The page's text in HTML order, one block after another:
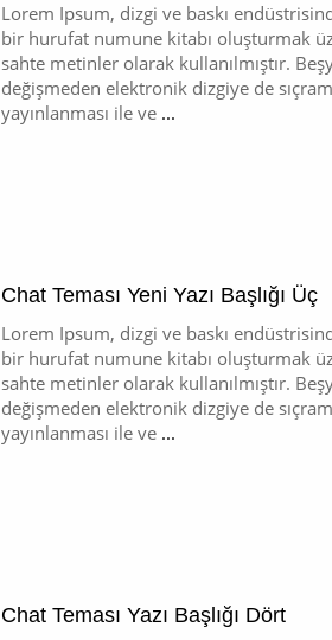
Lorem Ipsum, dizgi ve baskı
bir hurufat numune kitabı oluşturmak
sahte metinler olarak kullanılmıştır.
değişmeden elektronik dizgiye de
yayınlanması ile ve ...
Chat Teması Yeni Yazı Başlığı Üç
Lorem Ipsum, dizgi ve baskı
bir hurufat numune kitabı oluşturmak
sahte metinler olarak kullanılmıştır.
değişmeden elektronik dizgiye de
yayınlanması ile ve ...
Chat Teması Yazı Başlığı Dört